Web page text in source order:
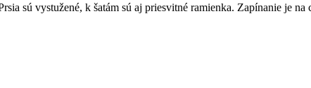
sú vystužené, k šatám sú aj priesvitné ramienka. Zapínanie je na